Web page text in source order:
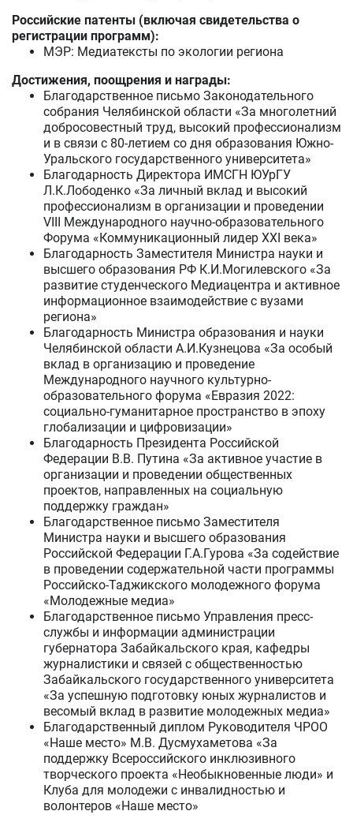
Российские патенты (включая свидетельства о
регистрации программ):
МЭР: Медиатексты по экологии региона
Достижения, поощрения и награды:
Благодарственное письмо Законодательного
собрания Челябинской области «За многолетний
добросовестный труд, высокий профессионализм
и в связи с 80-летием со дня образования Южно-
Уральского государственного университета»
Благодарность Директора ИМСГН ЮУрГУ
Л.К.Лободенко «За личный вклад и высокий
профессионализм в организации и проведении
VIII Международного научно-образовательного
Форума «Коммуникационный лидер XXI века»
Благодарность Заместителя Министра науки и
высшего образования РФ К.И.Могилевского «За
развитие студенческого Медиацентра и активное
информационное взаимодействие с вузами
региона»
Благодарность Министра образования и науки
Челябинской области А.И.Кузнецова «За особый
вклад в организацию и проведение
Международного научного культурно-
образовательного форума «Евразия 2022:
социально-гуманитарное пространство в эпоху
глобализации и цифровизации»
Благодарность Президента Российской
Федерации В.В. Путина «За активное участие в
организации и проведении общественных
проектов, направленных на социальную
поддержку граждан»
Благодарственное письмо Заместителя
Министра науки и высшего образования
Российской Федерации Г.А.Гурова «За содействие
в проведении содержательной части программы
Российско-Таджикского молодежного форума
«Молодежные медиа»
Благодарственное письмо Управления пресс-
службы и информации администрации
губернатора Забайкальского края, кафедры
журналистики и связей с общественностью
Забайкальского государственного университета
«За успешную подготовку юных журналистов и
весомый вклад в развитие молодежных медиа»
Благодарственный диплом Руководителя ЧРОО
«Наше место» М.В. Дусмухаметова «За
поддержку Всероссийского инклюзивного
творческого проекта «Необыкновенные люди» и
Клуба для молодежи с инвалидностью и
волонтеров «Наше место»